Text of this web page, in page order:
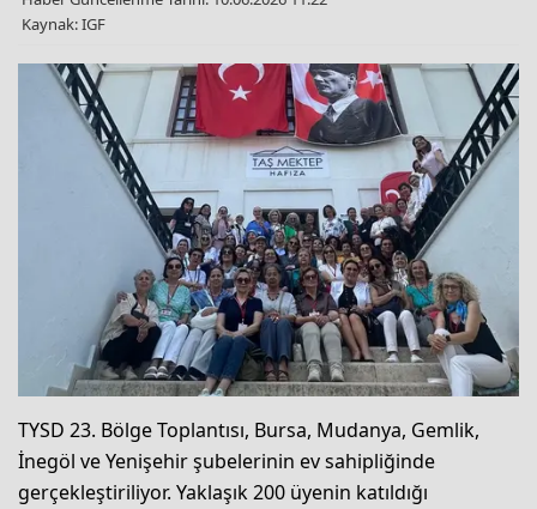
Kaynak: IGF
TYSD 23. Bölge Toplantısı, Bursa, Mudanya, Gemlik,
İnegöl ve Yenişehir şubelerinin ev sahipliğinde
gerçekleştiriliyor. Yaklaşık 200 üyenin katıldığı